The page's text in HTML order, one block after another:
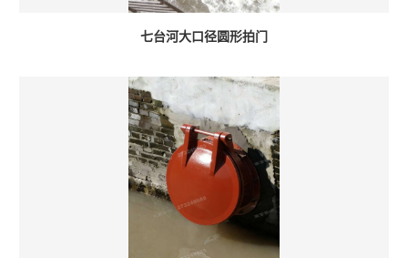
七台河大口径圆形拍门